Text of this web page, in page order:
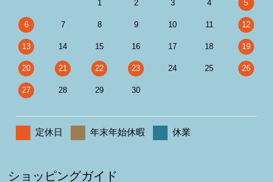
1 2 3 4 5
6 7 8 9 10 11 12
13 14 15 16 17 18 19
20 21 22 23 24 25 26
27 28 29 30
定休日 年末年始休暇 休業
ショッピングガイド